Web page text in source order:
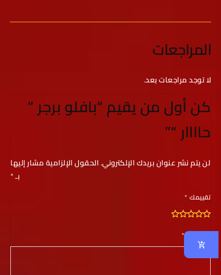
المراجعات
لا توجد مراجعات بعد.
كن أول من يقيم “بافلو برجر ”
حاااار “”
لن يتم نشر عنوان بريدك الإلكتروني. الحقول الإلزامية مشار إليها
بـ*
تقييمك *
مراجعتك*